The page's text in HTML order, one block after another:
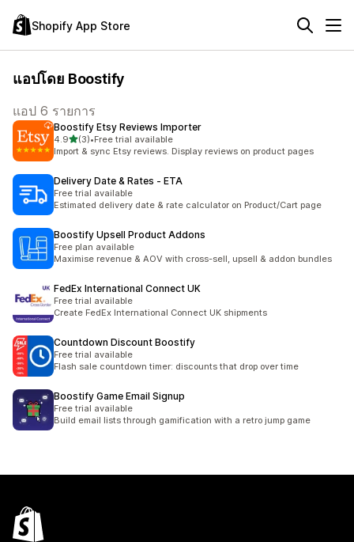
Shopify App Store
แอปโดย Boostify
แอป 6 รายการ
Boostify Etsy Reviews Importer
4.9เต็ม 5 ดาว
(3)
ทั้งหมด 3 รีวิว
•Free trial available
Import & sync Etsy reviews. Display reviews on product pages
Delivery Date & Rates ‑ ETA
Free trial available
Estimated delivery date & rate calculator on Product/Cart page
Boostify Upsell Product Addons
Free plan available
Maximise revenue & AOV with cross-sell, upsell & addon bundles
FedEx International Connect UK
Free trial available
Create FedEx International Connect UK shipments
Countdown Discount Boostify
Free trial available
Flash sale countdown timer: discounts that drop over time
Boostify Game Email Signup
Free trial available
Build email lists through gamification with a retro jump game